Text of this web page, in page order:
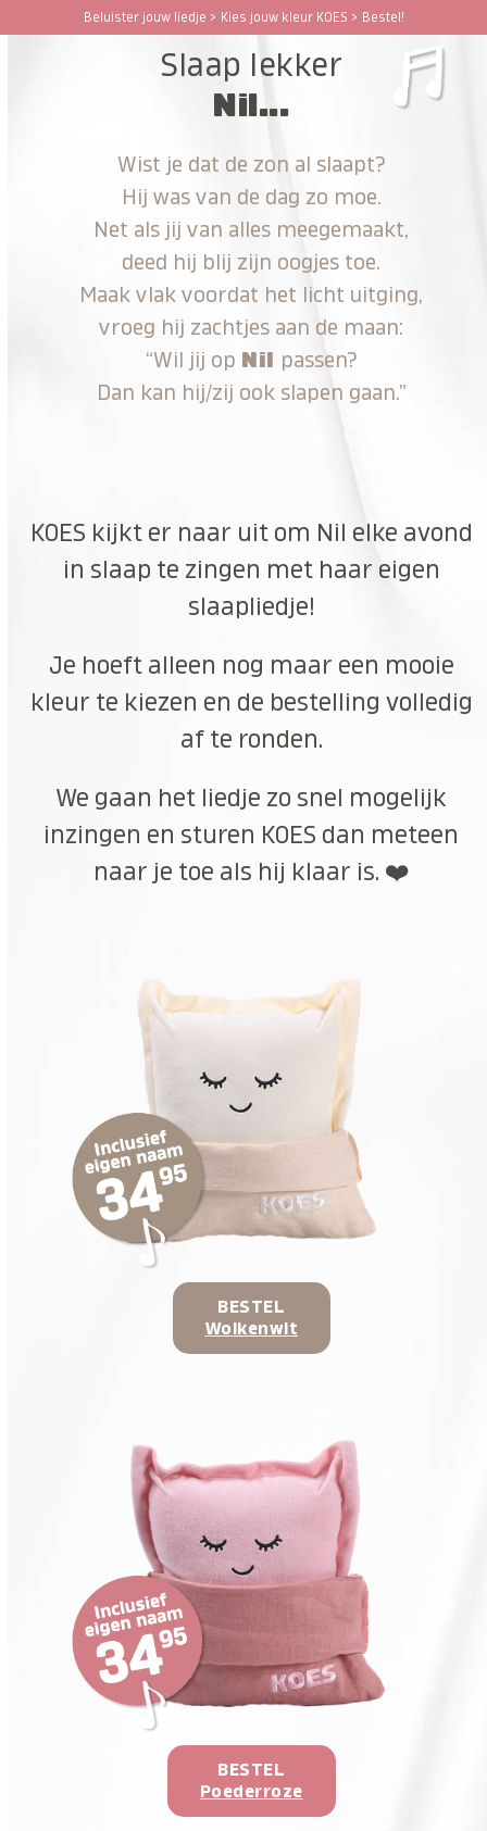
Beluister jouw liedje > Kies jouw kleur KOES > Bestel!
Open
Close
Slaap lekker
Nil...
Wist je dat de zon al slaapt?
Hij was van de dag zo moe.
Net als jij van alles meegemaakt,
deed hij blij zijn oogjes toe.
Maak vlak voordat het licht uitging,
vroeg hij zachtjes aan de maan:
“Wil jij op Nil
passen?
Dan kan hij/zij ook slapen gaan.”
KOES kijkt er naar uit om Nil elke avond
in slaap te zingen met haar eigen
slaapliedje!
Je hoeft alleen nog maar een mooie
kleur te kiezen en de bestelling volledig
af te ronden.
We gaan het liedje zo snel mogelijk
inzingen en sturen KOES dan meteen
naar je toe als hij klaar is. ❤️
BESTEL
Wolkenwit
BESTEL
Poederroze